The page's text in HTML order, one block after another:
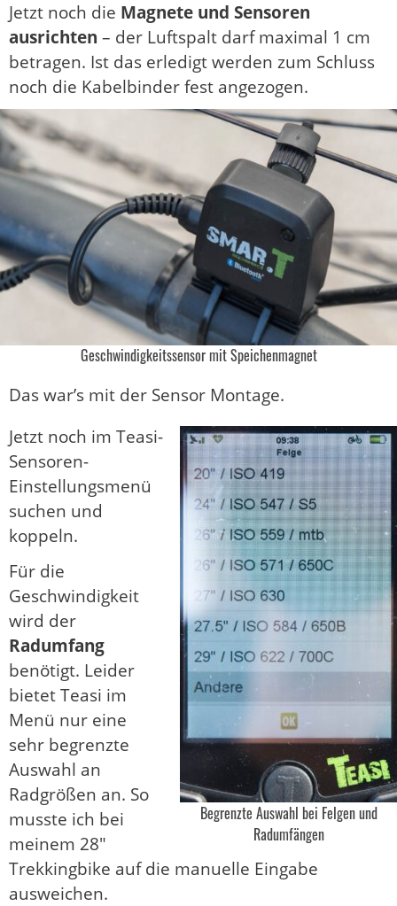
Jetzt noch die Magnete und Sensoren
ausrichten – der Luftspalt darf maximal 1 cm
betragen. Ist das erledigt werden zum Schluss
noch die Kabelbinder fest angezogen.
Geschwindigkeitssensor mit Speichenmagnet
Das war’s mit der Sensor Montage.
Begrenzte Auswahl bei Felgen und
Radumfängen
Jetzt noch im Teasi-
Sensoren-
Einstellungsmenü
suchen und
koppeln.
Für die
Geschwindigkeit
wird der
Radumfang
benötigt. Leider
bietet Teasi im
Menü nur eine
sehr begrenzte
Auswahl an
Radgrößen an. So
musste ich bei
meinem 28″
Trekkingbike auf die manuelle Eingabe
ausweichen.